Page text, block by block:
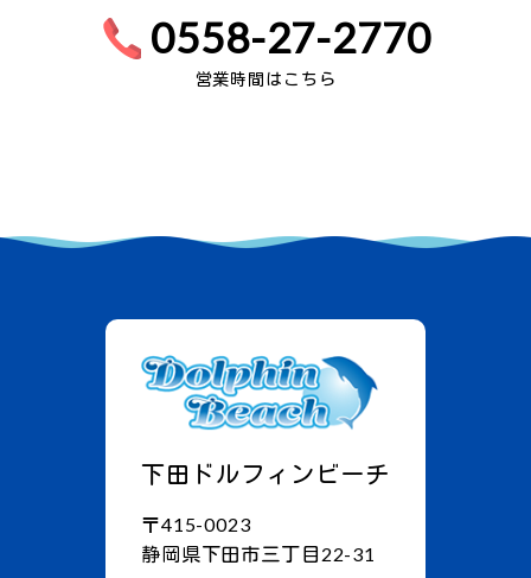
0558-27-2770
営業時間はこちら
下田ドルフィンビーチ
〒415-0023
静岡県下田市三丁目22-31